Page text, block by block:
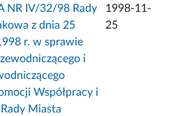
NR IV/32/98 Rady
z dnia 25
r. w sprawie
i
Współpracy i
Miasta
1998-11-
25